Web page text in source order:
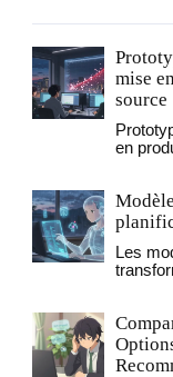
mise
source
en
contrôle.
Les
utiles,